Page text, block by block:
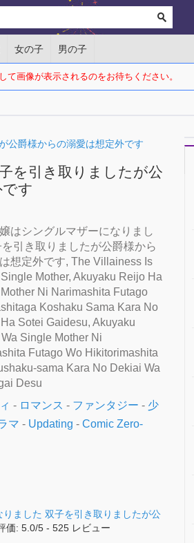
女の子 男の子
画像が表示されるのをお待ちください。
公爵様からの溺愛は想定外です
を引き取りましたが公
す
はシングルマザーになりまし
を引き取りましたが公爵様から
想定外です, The Villainess Is
Mother, Akuyaku Reijo Ha
Ni Narimashita Futago
Koshaku Sama Kara No
Sotei Gaidesu, Akuyaku
Single Mother Ni
Futago Wo Hikitorimashita
sama Kara No Dekiai Wa
Desu
- ロマンス - ファンタジー - 少
マ - Updating -Comic Zero-
ました 双子を引き取りましたが公
価: 5.0/5- 525レビュー